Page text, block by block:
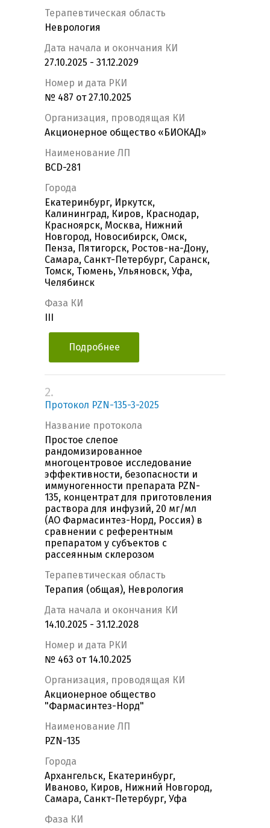
Терапевтическая область
Неврология
Дата начала и окончания КИ
27.10.2025 - 31.12.2029
Номер и дата РКИ
№ 487 от 27.10.2025
Организация, проводящая КИ
Акционерное общество «БИОКАД»
Наименование ЛП
BCD-281
Города
Екатеринбург, Иркутск,
Калининград, Киров, Краснодар,
Красноярск, Москва, Нижний
Новгород, Новосибирск, Омск,
Пенза, Пятигорск, Ростов-на-Дону,
Самара, Санкт-Петербург, Саранск,
Томск, Тюмень, Ульяновск, Уфа,
Челябинск
Фаза КИ
Подробнее
2.
Протокол PZN-135-3-2025
Название протокола
Простое слепое
рандомизированное
многоцентровое исследование
эффективности, безопасности и
иммуногенности препарата PZN-
135, концентрат для приготовления
раствора для инфузий, 20 мг/мл
(АО Фармасинтез-Норд, Россия) в
сравнении с референтным
препаратом у субъектов с
рассеянным склерозом
Терапевтическая область
Терапия (общая), Неврология
Дата начала и окончания КИ
14.10.2025 - 31.12.2028
Номер и дата РКИ
№ 463 от 14.10.2025
Организация, проводящая КИ
Акционерное общество
"Фармасинтез-Норд"
Наименование ЛП
PZN-135
Города
Архангельск, Екатеринбург,
Иваново, Киров, Нижний Новгород,
Самара, Санкт-Петербург, Уфа
Фаза КИ